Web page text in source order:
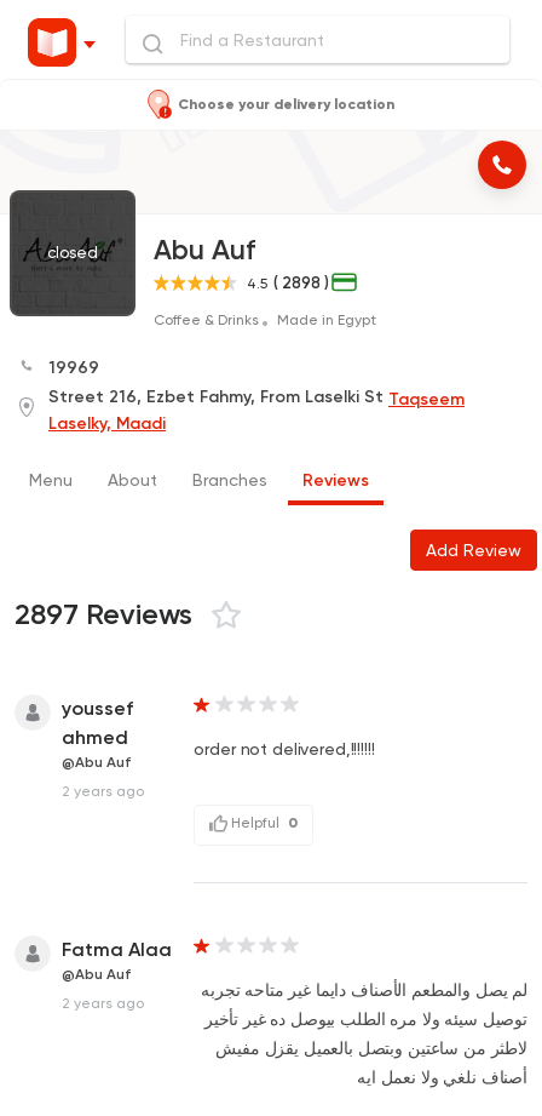
Choose your delivery location
closed Abu Auf
4.5 ( 2898 )
Coffee & Drinks Made in Egypt
19969
Street 216, Ezbet Fahmy, From Laselki St Taqseem
Laselky, Maadi
Menu About Branches Reviews
Add Review
2897 Reviews
youssef
ahmed
@Abu Auf
2 years ago
order not delivered,!!!!!!!
Helpful 0
Fatma Alaa
@Abu Auf
2 years ago
لم يصل والمطعم الأصناف دايما غير متاحه تجربه
توصيل سيئه ولا مره الطلب بيوصل ده غير تأخير
لاطثر من ساعتين وبتصل بالعميل يقزل مفيش
أصناف نلغي ولا نعمل ايه